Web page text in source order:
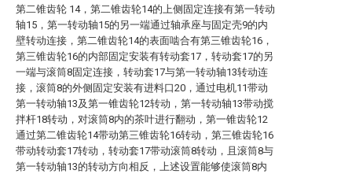
第二锥齿轮 14，第二锥齿轮14的上侧固定连接有第一转动
轴15，第一转动轴15的另一端通过轴承座与固定壳9的内
壁转动连接，第二锥齿轮14的表面啮合有第三锥齿轮16，
第三锥齿轮16的内部固定安装有转动套17，转动套17的另
一端与滚筒8固定连接，转动套17与第一转动轴13转动连
接，滚筒8的外侧固定安装有进料口20，通过电机11带动
第一转动轴13及第一锥齿轮12转动，第一转动轴13带动搅
拌杆18转动，对滚筒8内的茶叶进行翻动，第一锥齿轮12
通过第二锥齿轮14带动第三锥齿轮16转动，第三锥齿轮16
带动转动套17转动，转动套17带动滚筒8转动，且滚筒8与
第一转动轴13的转动方向相反，上述设置能够使滚筒8内